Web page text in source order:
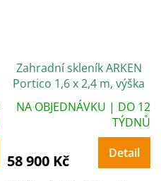
Zahradní skleník ARKEN
Portico 1,6 x 2,4 m, výška
268 cm, sklo 4 mm
NA OBJEDNÁVKU | DO 12
TÝDNŮ
58 900 Kč Detail